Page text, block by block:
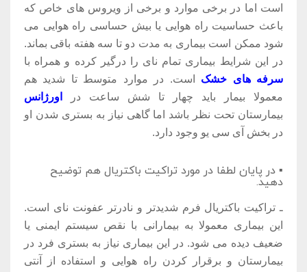
است اما در برخی موارد و برخی از ویروس های خاص که
باعث حساسیت راه هوایی یا بیش حساسی راه هوایی می
شود ممکن است بیماری به مدت دو تا سه هفته باقی بماند.
در این شرایط بیماری تمام نای را درگیر کرده و همراه با
سرفه های خشک
است. در موارد متوسط تا شدید هم
معمولا بیمار باید چهار تا شش ساعت در
اورژانس
بیمارستان تحت نظر باشد اما گاهی نیاز به بستری شدن او
در بخش آی سی یو وجود دارد.
▪ در پایان لطفا در مورد تراکیت باکتریال هم توضیح
دهید.
ـ تراکیت باکتریال فرم شدیدتر و نادرتر عفونت نای است.
این بیماری معمولا به بیمارانی با نقص سیستم ایمنی یا
ضعیف دیده می شود. در این بیماری نیاز به بستری فرد در
بیمارستان و برقرار کردن راه هوایی و استفاده از آنتی